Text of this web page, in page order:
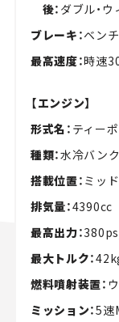
後： ダブル・
ブレーキ：ベン
最高速度：時速
【エンジン】
形式名： ティー
種類：水冷バン
搭載位置： ミッ
排気量：4390cc
最高出力：
最大トルク：
燃料噴射装置：
ミッション：5速